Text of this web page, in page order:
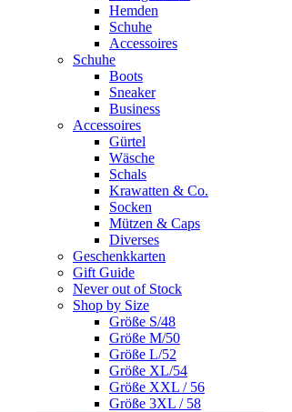
Hemden
Schuhe
Accessoires
Schuhe
Boots
Sneaker
Business
Accessoires
Gürtel
Wäsche
Schals
Krawatten & Co.
Socken
Mützen & Caps
Diverses
Geschenkkarten
Gift Guide
Never out of Stock
Shop by Size
Größe S/48
Größe M/50
Größe L/52
Größe XL/54
Größe XXL / 56
Größe 3XL / 58